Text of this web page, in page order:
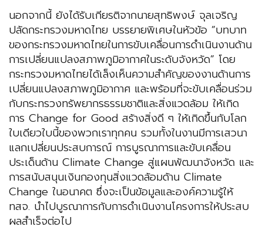
นอกจากนี้ ยังได้รับเกียรติจากนายสุทธิพงษ์ จุลเจริญ
ปลัดกระทรวงมหาดไทย บรรยายพิเศษในหัวข้อ “บทบาท
ของกระทรวงมหาดไทยในการขับเคลื่อนการดำเนินงานด้าน
การเปลี่ยนแปลงสภาพภูมิอากาศในระดับจังหวัด” โดย
กระทรวงมหาดไทยได้เล็งเห็นความสำคัญของงานด้านการ
เปลี่ยนแปลงสภาพภูมิอากาศ และพร้อมที่จะขับเคลื่อนร่วม
กับกระทรวงทรัพยากรธรรมชาติและสิ่งแวดล้อม ให้เกิด
การ Change for Good สร้างสิ่งดี ๆ ให้เกิดขึ้นกับโลก
ใบเดียวใบนี้ของพวกเราทุกคน รวมทั้งในงานมีการเสวนา
แลกเปลี่ยนประสบการณ์ การบูรณาการและขับเคลื่อน
ประเด็นด้าน Climate Change สู่แผนพัฒนาจังหวัด และ
การสนับสนุนเงินกองทุนสิ่งแวดล้อมด้าน Climate
Change ในอนาคต ซึ่งจะเป็นข้อมูลและองค์ความรู้ให้
ทสจ. นำไปบูรณาการกับการดำเนินงานโครงการให้ประสบ
ผลสำเร็จต่อไป